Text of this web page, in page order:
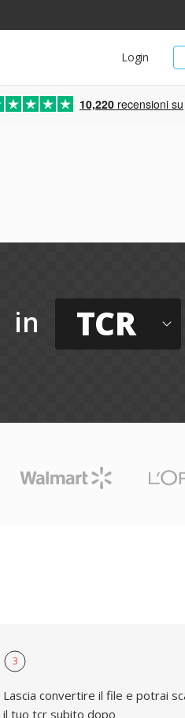
Login
10,220 recensioni su
in TCR
3
Lascia convertire il file e potrai
il tuo tcr subito dopo